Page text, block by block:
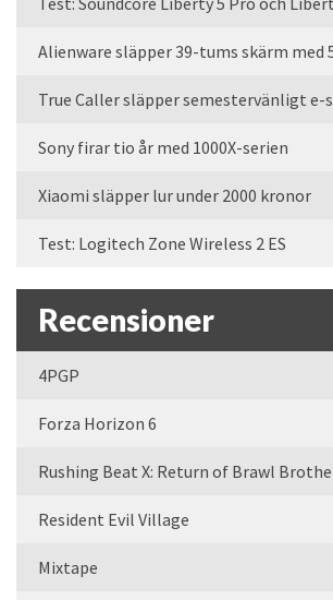
Alienware släpper 39-tums skärm med
True Caller släpper semestervänligt e-
Sony firar tio år med 1000X-serien
Xiaomi släpper lur under 2000 kronor
Test: Logitech Zone Wireless 2 ES
Recensioner
4PGP
Forza Horizon 6
Rushing Beat X: Return of Brawl
Resident Evil Village
Mixtape